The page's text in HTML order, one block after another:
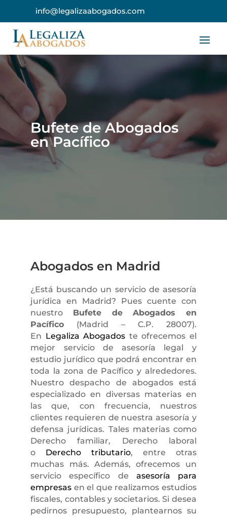
info@legalizaabogados.com
Bufete de Abogados
en Pacífico
Abogados en Madrid
¿Está buscando un servicio de asesoría
jurídica en Madrid? Pues cuente con
nuestro Bufete de Abogados en
Pacífico (Madrid – C.P. 28007).
En Legaliza Abogados te ofrecemos el
mejor servicio de asesoría legal y
estudio jurídico que podrá encontrar en
toda la zona de Pacífico y alrededores.
Nuestro despacho de abogados está
especializado en diversas materias en
las que, con frecuencia, nuestros
clientes requieren de nuestra asesoría y
defensa jurídicas. Tales materias como
Derecho familiar, Derecho laboral
o Derecho tributario, entre otras
muchas más. Además, ofrecemos un
servicio específico de asesoría para
empresas en el que realizamos estudios
fiscales, contables y societarios. Si desea
pedirnos presupuesto, plantearnos su